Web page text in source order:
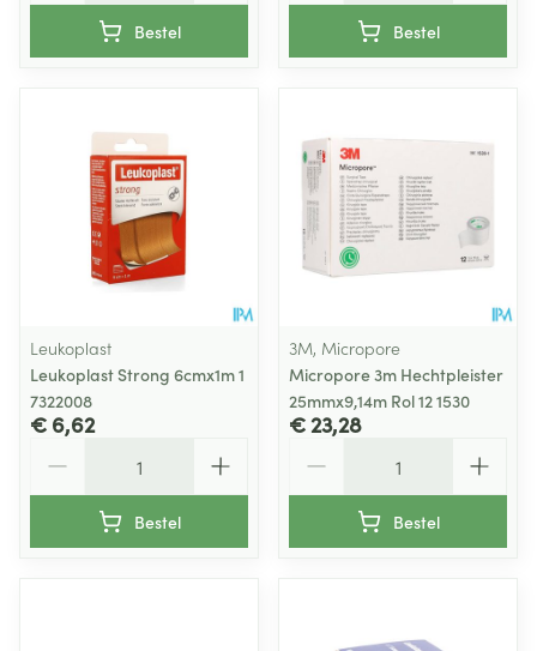
Bestel Bestel
Leukoplast
Leukoplast Strong 6cmx1m 1
7322008
€ 6,62
Bestel
3M, Micropore
Micropore 3m Hechtpleister
25mmx9,14m Rol 12 1530
€ 23,28
Bestel